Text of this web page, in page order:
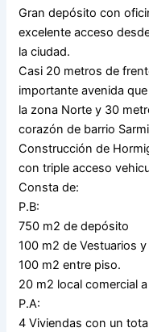
Gran depósito con
excelente acceso
la ciudad.
Casi 20 metros de
importante avenida
la zona Norte y 30
corazón de barrio
Construcción de
con triple acceso
Consta de:
P.B:
750 m2 de depósito
100 m2 de Vestuarios
100 m2 entre piso.
20 m2 local comercial
P.A:
4 Viviendas con un